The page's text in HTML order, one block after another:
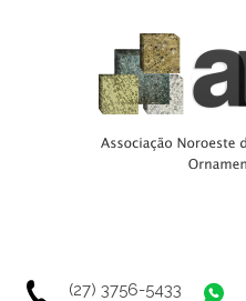
(27) 3756-5433